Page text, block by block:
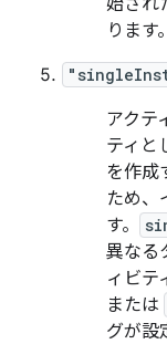
始され
ります。
アクテ
ティと
を作成
ため、
す。
異なる
ィビテ
または
グが設